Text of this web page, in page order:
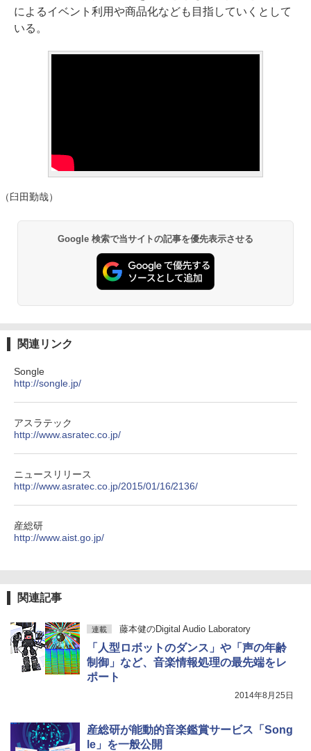
によるイベント利用や商品化なども目指していくとして
いる。
（臼田勤哉）
Google 検索で当サイトの記事を優先表示させる
関連リンク
Songle
http://songle.jp/
アスラテック
http://www.asratec.co.jp/
ニュースリリース
http://www.asratec.co.jp/2015/01/16/2136/
産総研
http://www.aist.go.jp/
関連記事
連載 藤本健のDigital Audio Laboratory
「人型ロボットのダンス」や「声の年齢
制御」など、音楽情報処理の最先端をレ
ポート
2014年8月25日
産総研が能動的音楽鑑賞サービス「Song
le」を一般公開